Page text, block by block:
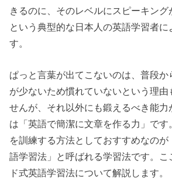
きるのに、そのレベルにスピーキング
という典型的な日本人の英語学習者
す。
ぱっと言葉が出てこないのは、普段か
が少ないため慣れていないという理由
せんが、それ以外にも鍛えるべき能力
は「英語で簡潔に文章を作る力」です
を訓練する方法としておすすめなの
語学習法」と呼ばれる学習法です。こ
ド式英語学習法について解説します。